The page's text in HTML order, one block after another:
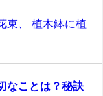
束、 植木鉢に植
なことは？秘訣